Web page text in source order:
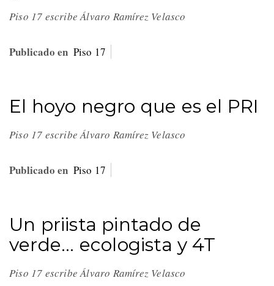
Piso 17 escribe Álvaro Ramírez Velasco
Publicado en Piso 17
El hoyo negro que es el PRI
Piso 17 escribe Álvaro Ramírez Velasco
Publicado en Piso 17
Un priista pintado de
verde... ecologista y 4T
Piso 17 escribe Álvaro Ramírez Velasco